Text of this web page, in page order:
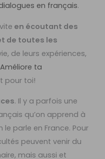
en français.
en écoutant des
de toutes les
de leurs expériences,
Améliore ta
pour toi!
. Il y a parfois une
qu’on apprend à
le parle en France. Pour
peuvent venir du
mais aussi et